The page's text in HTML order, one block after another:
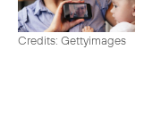
Credits: Gettyimages